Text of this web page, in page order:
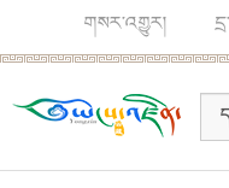
གསར་འགྱུར།